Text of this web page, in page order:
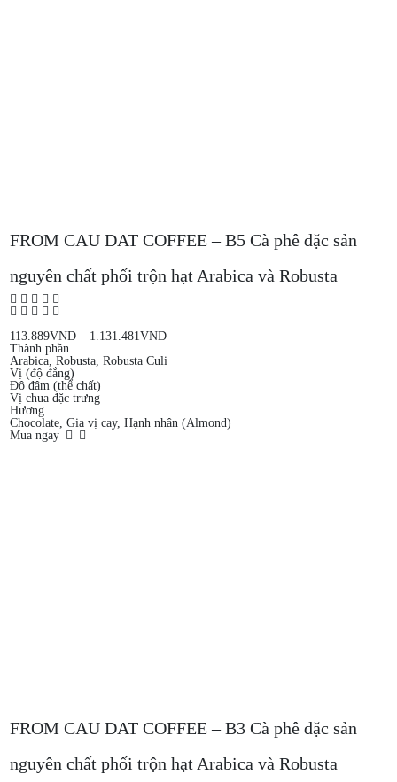
FROM CAU DAT COFFEE – B5 Cà phê đặc sản
nguyên chất phối trộn hạt Arabica và Robusta
113.889VND– 1.131.481VND
Thành phần
Arabica, Robusta, Robusta Culi
Vị (độ đắng)
Độ đậm (thể chất)
Vị chua đặc trưng
Hương
Chocolate, Gia vị cay, Hạnh nhân (Almond)
Mua ngay
FROM CAU DAT COFFEE – B3 Cà phê đặc sản
nguyên chất phối trộn hạt Arabica và Robusta